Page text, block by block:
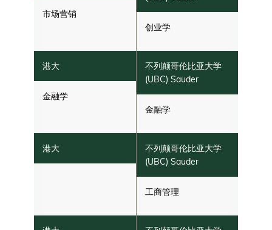
市场营销
创业学
金融学
金融学
工商管理